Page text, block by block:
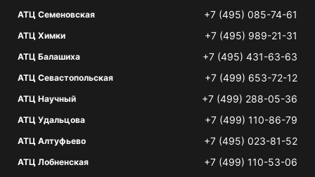
АТЦ Семеновская +7 (495) 085-74-61
АТЦ Химки +7 (495) 989-21-31
АТЦ Балашиха +7 (495) 431-63-63
АТЦ Севастопольская +7 (499) 653-72-12
АТЦ Научный +7 (499) 288-05-36
АТЦ Удальцова +7 (499) 110-86-79
АТЦ Алтуфьево +7 (495) 023-81-52
АТЦ Лобненская +7 (499) 110-53-06